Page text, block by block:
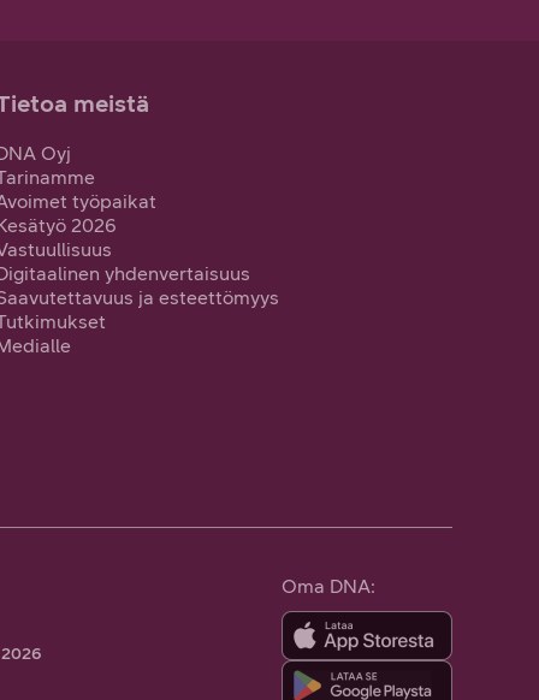
meistä
Oyj
työpaikat
2026
yhdenvertaisuus
ja esteettömyys
Oma DNA: